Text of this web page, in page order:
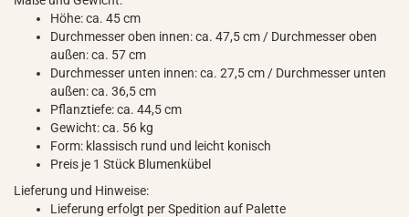
Höhe: ca. 45 cm
Durchmesser oben innen: ca. 47,5 cm / Durchmesser oben
außen: ca. 57 cm
Durchmesser unten innen: ca. 27,5 cm / Durchmesser unten
außen: ca. 36,5 cm
Pflanztiefe: ca. 44,5 cm
Gewicht: ca. 56 kg
Form: klassisch rund und leicht konisch
Preis je 1 Stück Blumenkübel
Lieferung und Hinweise:
Lieferung erfolgt per Spedition auf Palette